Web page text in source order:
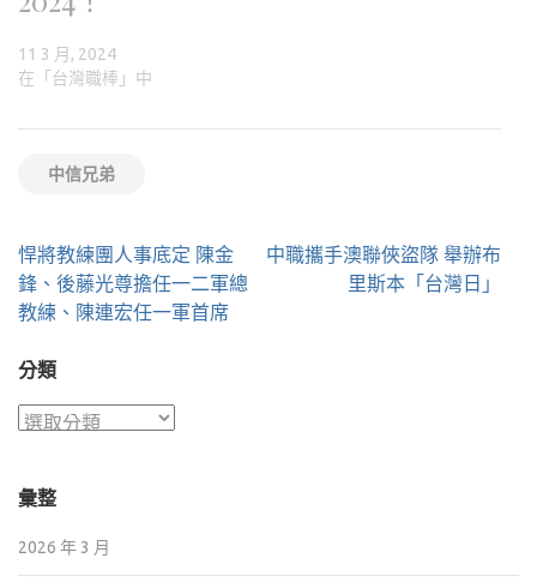
11 3 月, 2024
在「台灣職棒」中
中信兄弟
文
章
導
悍將教練團人事底定 陳金
鋒、後藤光尊擔任一二軍總
教練、陳連宏任一軍首席
中職攜手澳聯俠盜隊 舉辦布
里斯本「台灣日」
分類
分
彙整
2026 年 3 月